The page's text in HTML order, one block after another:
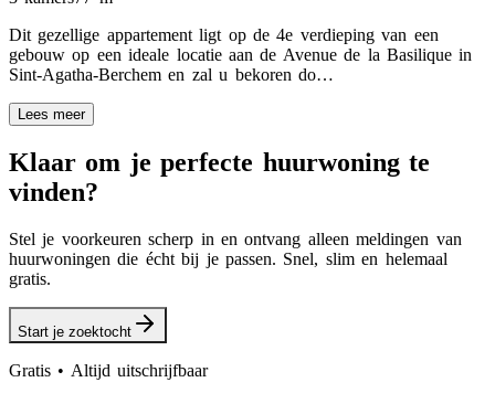
Dit gezellige appartement ligt op de 4e verdieping van een
gebouw op een ideale locatie aan de Avenue de la Basilique in
Sint-Agatha-Berchem en zal u bekoren do…
Lees meer
Klaar om je perfecte huurwoning te
vinden?
Stel je voorkeuren scherp in en ontvang alleen meldingen van
huurwoningen die écht bij je passen. Snel, slim en helemaal
gratis.
Start je zoektocht
Gratis • Altijd uitschrijfbaar